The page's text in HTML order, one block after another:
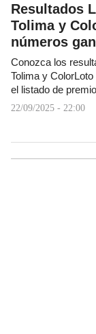
Resultados
Tolima y
números
Conozca los
Tolima y
el listado de
22/09/2025 - 22:00